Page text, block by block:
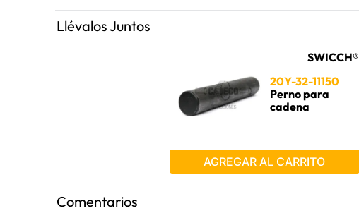
Llévalos Juntos
SWICCH®
20Y-32-11150
Perno para
cadena
AGREGAR AL CARRITO
Comentarios